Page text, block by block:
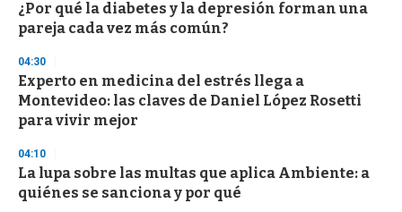
s
e
c
n
d
s
¿Por qué la diabetes y la depresión forman una
pareja cada vez más común?
04:30
Experto en medicina del estrés llega a
Montevideo: las claves de Daniel López Rosetti
para vivir mejor
04:10
La lupa sobre las multas que aplica Ambiente: a
quiénes se sanciona y por qué